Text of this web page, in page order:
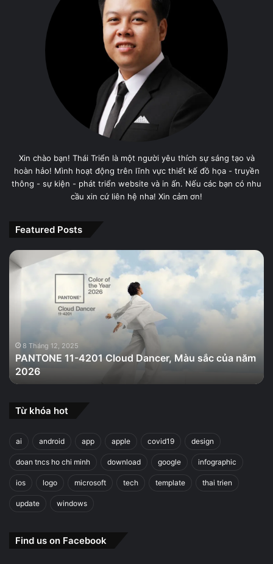
Xin chào bạn! Thái Triển là một người yêu thích sự sáng tạo và
hoàn hảo! Mình hoạt động trên lĩnh vực thiết kế đồ họa - truyền
thông - sự kiện - phát triển website và in ấn. Nếu các bạn có nhu
cầu xin cứ liên hệ nha! Xin cảm ơn!
Featured Posts
PANTONE
11-
Màu
của
năm
2026
8 Tháng 12, 2025
PANTONE 11-4201 Cloud Dancer, Màu sắc của năm
2026
Từ khóa hot
ai android app apple covid19 design
doan tncs ho chi minh download google infographic
ios logo microsoft tech template thai trien
update windows
Find us on Facebook